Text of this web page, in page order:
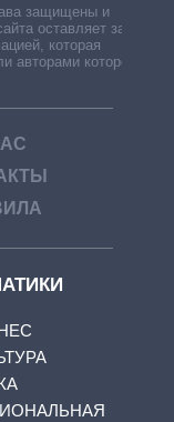
защищены и
оставляет за
которая
авторами которой